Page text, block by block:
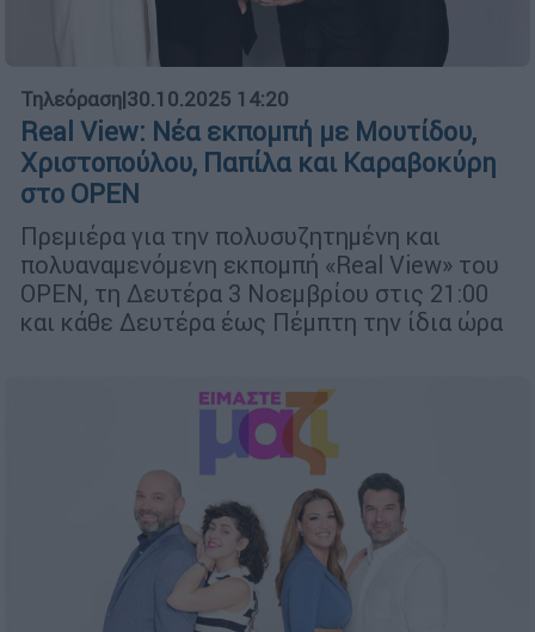
Τηλεόραση|30.10.2025 14:20
Real View: Νέα εκπομπή με Μουτίδου,
Χριστοπούλου, Παπίλα και Καραβοκύρη
στο OPEN
Πρεμιέρα για την πολυσυζητημένη και
πολυαναμενόμενη εκπομπή «Real View» του
OPEN, τη Δευτέρα 3 Νοεμβρίου στις 21:00
και κάθε Δευτέρα έως Πέμπτη την ίδια ώρα